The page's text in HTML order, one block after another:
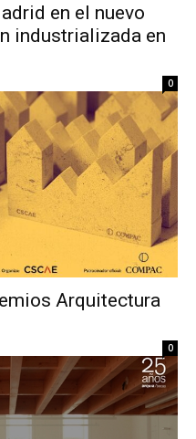
en el nuevo
industrializada en
0
Arquitectura
0